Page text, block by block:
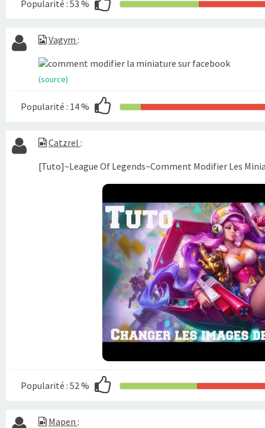
Popularité : 53 %
Vagym :
(source)
Popularité : 14 %
Catzrel :
[Tuto]~League Of Legends~Comment Modifier Les
Popularité : 52 %
Mapen :